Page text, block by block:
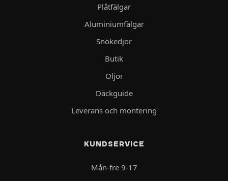
Plåtfälgar
Aluminiumfälgar
Snökedjor
Butik
Oljor
Däckguide
Leverans och montering
KUNDSERVICE
Mån-fre 9-17